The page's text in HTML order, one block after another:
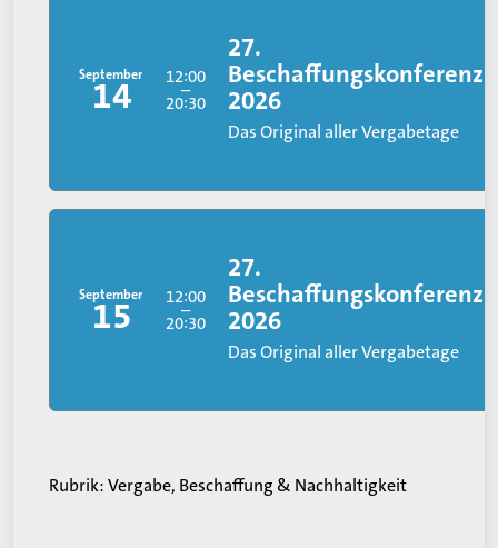
September
14 12:00
–
20:30
27.
Beschaffungskonferenz
2026
Das Original aller Vergabetage
September
15 12:00
–
20:30
27.
Beschaffungskonferenz
2026
Das Original aller Vergabetage
Rubrik:Vergabe, Beschaffung & Nachhaltigkeit